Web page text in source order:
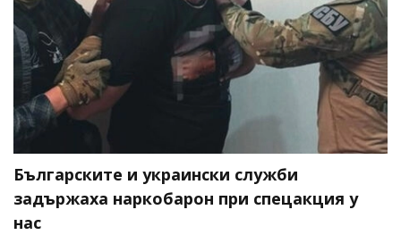
Българските и украински служби
задържаха наркобарон при спецакция у
нас